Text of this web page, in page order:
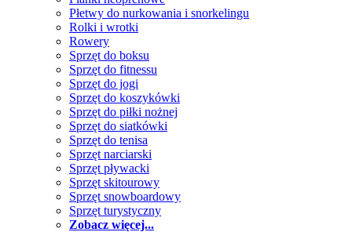
Płetwy do nurkowania i snorkelingu
Rolki i wrotki
Rowery
Sprzęt do boksu
Sprzęt do fitnessu
Sprzęt do jogi
Sprzęt do koszykówki
Sprzęt do piłki nożnej
Sprzęt do siatkówki
Sprzęt do tenisa
Sprzęt narciarski
Sprzęt pływacki
Sprzęt skitourowy
Sprzęt snowboardowy
Sprzęt turystyczny
Zobacz więcej...